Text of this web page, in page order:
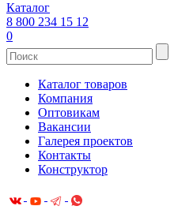
Каталог
8 800 234 15 12
0
Каталог товаров
Компания
Оптовикам
Вакансии
Галерея проектов
Контакты
Конструктор